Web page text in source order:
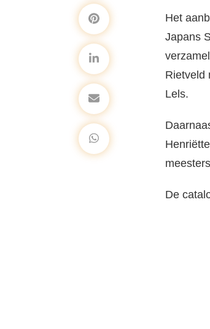
Het
Japans
Rietveld
Lels.
De